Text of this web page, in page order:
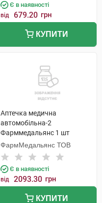
Є в наявності
від 679.20 грн
КУПИТИ
Аптечка медична
автомобільна-2
Фарммедальянс 1 шт
ФармМедальянс ТОВ
Є в наявності
від 2093.30 грн
КУПИТИ